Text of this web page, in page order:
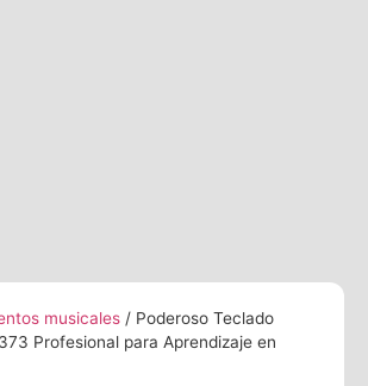
musicales / Poderoso Teclado
Profesional para Aprendizaje en